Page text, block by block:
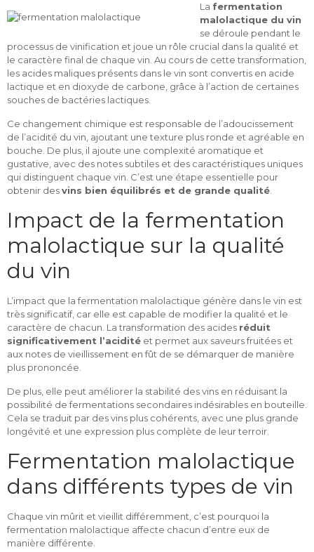
La fermentation
malolactique du vin
se déroule pendant le
processus de vinification et joue un rôle crucial dans la qualité et
le caractère final de chaque vin. Au cours de cette transformation,
les acides maliques présents dans le vin sont convertis en acide
lactique et en dioxyde de carbone, grâce à l’action de certaines
souches de bactéries lactiques.
Ce changement chimique est responsable de l’adoucissement
de l’acidité du vin, ajoutant une texture plus ronde et agréable en
bouche. De plus, il ajoute une complexité aromatique et
gustative, avec des notes subtiles et des caractéristiques uniques
qui distinguent chaque vin. C’est une étape essentielle pour
obtenir desvins bien équilibrés et de grande qualité
Impact de la fermentation
malolactique sur la qualité
du vin
L’impact que la fermentation malolactique génère dans le vin est
très significatif, car elle est capable de modifier la qualité et le
caractère de chacun. La transformation des acides réduit
significativement l’acidité et permet aux saveurs fruitées et
aux notes de vieillissement en fût de se démarquer de manière
plus prononcée.
De plus, elle peut améliorer la stabilité des vins en réduisant la
possibilité de fermentations secondaires indésirables en bouteille.
Cela se traduit par des vins plus cohérents, avec une plus grande
longévité et une expression plus complète de leur terroir.
Fermentation malolactique
dans différents types de vin
Chaque vin mûrit et vieillit différemment, c’est pourquoi la
fermentation malolactique affecte chacun d’entre eux de
manière différente.